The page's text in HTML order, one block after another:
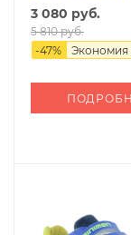
3 080 руб.
5 810 руб.
-47% Экономия